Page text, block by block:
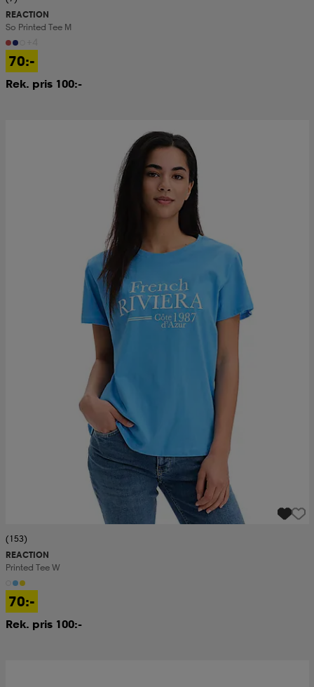
REACTION
So Printed Tee M
70:-
Rek. pris 100:-
(153)
REACTION
Printed Tee W
70:-
Rek. pris 100:-